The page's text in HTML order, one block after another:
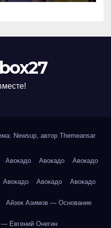
Newsup, автор Themeansar
Авокадо Авокадо Авокадо
Авокадо Авокадо Авокадо
Айзек Азимов — Основание
Евгений Онегин